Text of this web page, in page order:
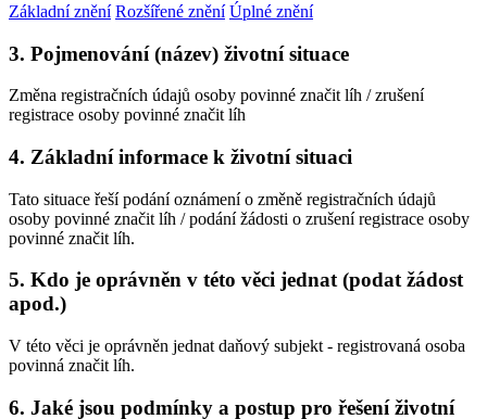
Základní znění Rozšířené znění Úplné znění
3. Pojmenování (název) životní situace
Změna registračních údajů osoby povinné značit líh / zrušení
registrace osoby povinné značit líh
4. Základní informace k životní situaci
Tato situace řeší podání oznámení o změně registračních údajů
osoby povinné značit líh / podání žádosti o zrušení registrace osoby
povinné značit líh.
5. Kdo je oprávněn v této věci jednat (podat žádost
apod.)
V této věci je oprávněn jednat daňový subjekt - registrovaná osoba
povinná značit líh.
6. Jaké jsou podmínky a postup pro řešení životní